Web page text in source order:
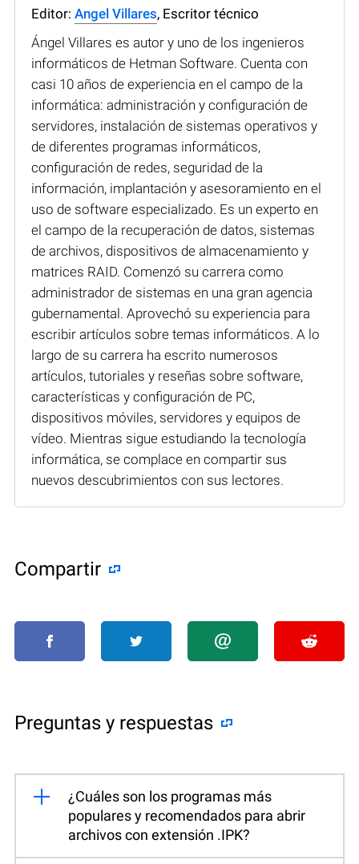
Editor: Angel Villares, Escritor técnico
Ángel Villares es autor y uno de los ingenieros
informáticos de Hetman Software. Cuenta con
casi 10 años de experiencia en el campo de la
informática: administración y configuración de
servidores, instalación de sistemas operativos y
de diferentes programas informáticos,
configuración de redes, seguridad de la
información, implantación y asesoramiento en el
uso de software especializado. Es un experto en
el campo de la recuperación de datos, sistemas
de archivos, dispositivos de almacenamiento y
matrices RAID. Comenzó su carrera como
administrador de sistemas en una gran agencia
gubernamental. Aprovechó su experiencia para
escribir artículos sobre temas informáticos. A lo
largo de su carrera ha escrito numerosos
artículos, tutoriales y reseñas sobre software,
características y configuración de PC,
dispositivos móviles, servidores y equipos de
vídeo. Mientras sigue estudiando la tecnología
informática, se complace en compartir sus
nuevos descubrimientos con sus lectores.
Compartir
Preguntas y respuestas
¿Cuáles son los programas más
populares y recomendados para abrir
archivos con extensión .IPK?